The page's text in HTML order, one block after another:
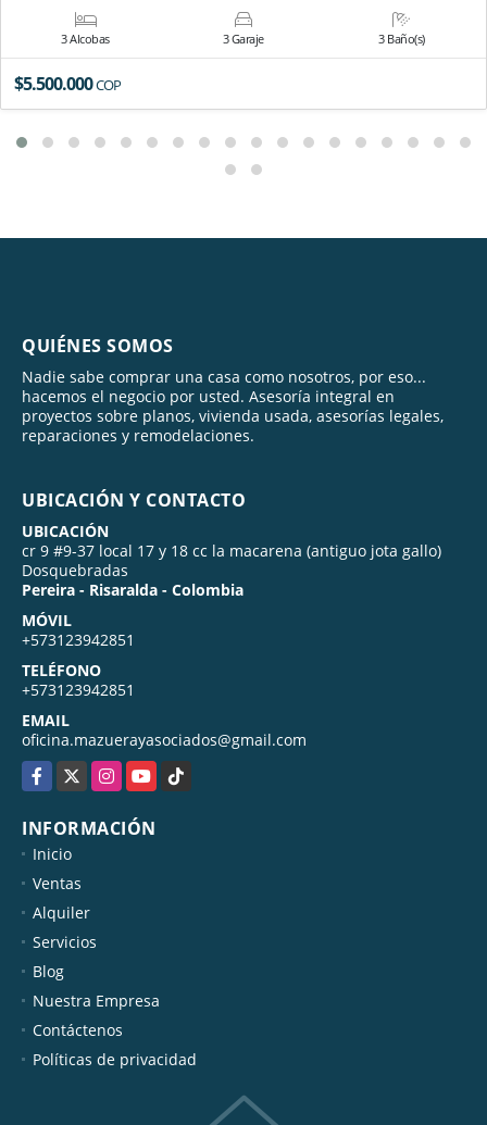
3 Alcobas 3 Garaje 3 Baño(s)
$5.500.000COP
QUIÉNES SOMOS
Nadie sabe comprar una casa como nosotros, por eso...
hacemos el negocio por usted. Asesoría integral en
proyectos sobre planos, vivienda usada, asesorías legales,
reparaciones y remodelaciones.
UBICACIÓN Y CONTACTO
UBICACIÓN
cr 9 #9-37 local 17 y 18 cc la macarena (antiguo jota gallo)
Dosquebradas
Pereira - Risaralda - Colombia
MÓVIL
+573123942851
TELÉFONO
+573123942851
EMAIL
oficina.mazuerayasociados@gmail.com
Facebook
X InstagramYouTubeTikTok
INFORMACIÓN
Inicio
Ventas
Alquiler
Servicios
Blog
Nuestra Empresa
Contáctenos
Políticas de privacidad